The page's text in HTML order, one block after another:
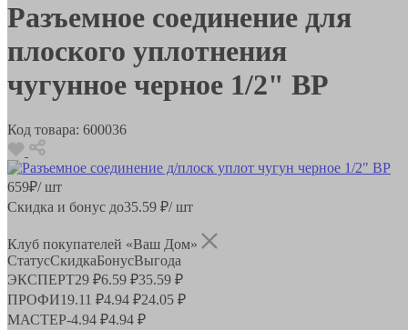
Разъемное соединение для
плоского уплотнения
чугунное черное 1/2" ВР
Код товара: 600036
659₽/ шт
Скидка и бонус до35.59 ₽/ шт
Клуб покупателей «Ваш Дом»
СтатусСкидкаБонусВыгода
ЭКСПЕРТ29 ₽6.59 ₽35.59 ₽
ПРОФИ19.11 ₽4.94 ₽24.05 ₽
МАСТЕР-4.94 ₽4.94 ₽